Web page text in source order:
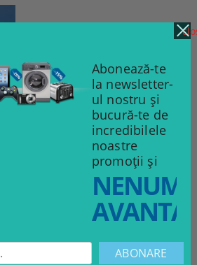
« 1
Abonează-te
la newsletter-
ul nostru și
bucură-te de
incredibilele
noastre
promoții și